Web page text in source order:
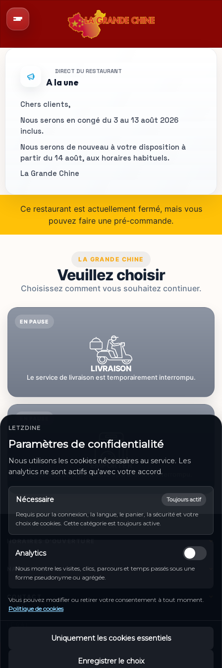
DIRECT DU RESTAURANT
A la une
Chers clients,
Nous serons en congé du 3 au 13 août 2026
inclus.
Nous serons de nouveau à votre disposition à
partir du 14 août, aux horaires habituels.
La Grande Chine
Ce restaurant est actuellement fermé, mais vous
pouvez faire une pré-commande.
LA GRANDE CHINE
Veuillez choisir
Choisissez comment vous souhaitez continuer.
EN PAUSE
LIVRAISON
Le service de livraison est temporairement interrompu.
EMPORTER
Le service de retrait est temporairement interrompu.
Monday
Closed
Tuesday
Wednesday
Friday
Closed
Saturday
NAVIGATION
Carte de Menu
CONTACT
28 Echternacher Straße, Wasserbillig Mertert,
+352 74 96 28
Vers le formulaire de contact
Mentions légales
Propulsé par
LETZDINE
Paramètres de confidentialité
Nous utilisons les cookies nécessaires au service. Les
analytics ne sont actifs qu’avec votre accord.
Nécessaire Toujours actif
Requis pour la connexion, la langue, le panier, la sécurité et votre
choix de cookies. Cette catégorie est toujours active.
Analytics
Nous montre les visites, clics, parcours et temps passés sous une
forme pseudonyme ou agrégée.
Vous pouvez modifier ou retirer votre consentement à tout moment.
Politique de cookies
Uniquement les cookies essentiels
Enregistrer le choix